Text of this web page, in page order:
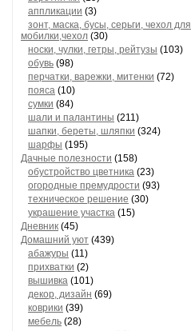
аппликации (3)
зонт, маска, бусы, серьги, чехол для
мобилки,чехол (30)
носки, чулки, гетры, рейтузы (103)
обувь (98)
перчатки, варежки, митенки (72)
пояса (10)
сумки (84)
шали и палантины (211)
шапки, береты, шляпки (324)
шарфы (195)
Дачные полезности (158)
обустройство цветника (23)
огородные премудрости (93)
техническое решение (30)
украшение участка (15)
Дневник (45)
Домашний уют (439)
абажуры (11)
прихватки (2)
вышивка (101)
декор, дизайн (69)
коврики (39)
мебель (28)